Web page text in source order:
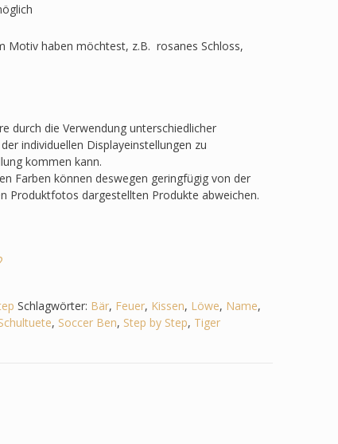
Motiv haben möchtest, z.B. rosanes Schloss,
durch die Verwendung unterschiedlicher
individuellen Displayeinstellungen zu
kommen kann.
Farben können deswegen geringfügig von der
Produktfotos dargestellten Produkte abweichen.
Schlagwörter: Bär, Feuer, Kissen, Löwe, Name,
, Soccer Ben, Step by Step, Tiger